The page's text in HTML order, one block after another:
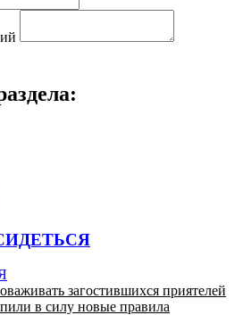
загостившихся приятелей
в силу новые правила